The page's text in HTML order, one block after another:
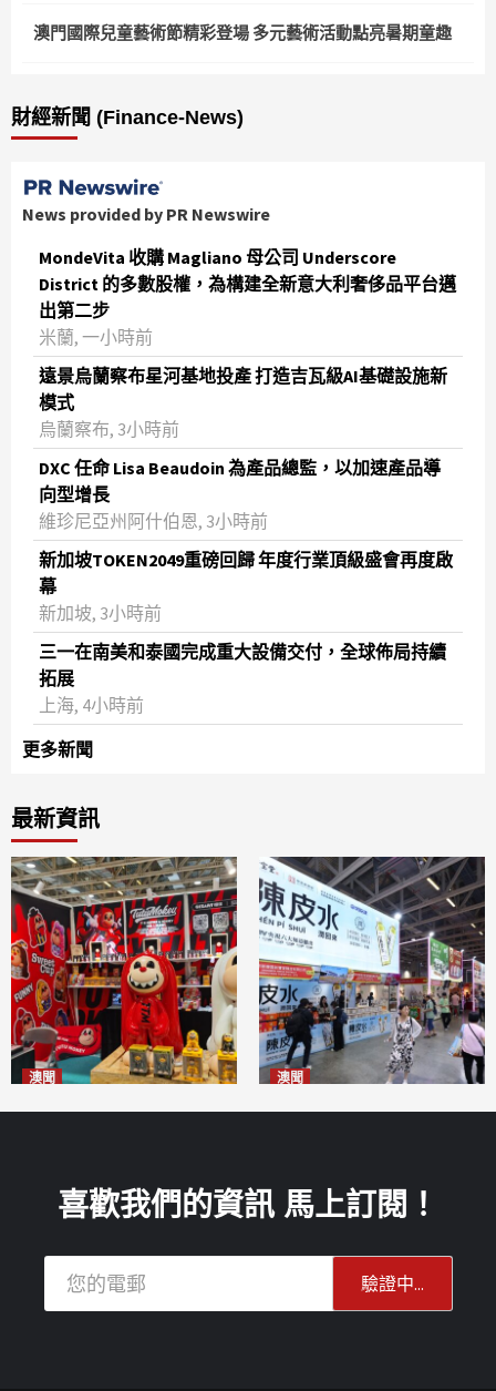
澳門國際兒童藝術節精彩登場 多元藝術活動點亮暑期童趣
財經新聞 (Finance-News)
News provided by PR Newswire
MondeVita 收購 Magliano 母公司 Underscore
District 的多數股權，為構建全新意大利奢侈品平台邁
出第二步
米蘭, 一小時前
遠景烏蘭察布星河基地投產 打造吉瓦級AI基礎設施新
模式
烏蘭察布, 3小時前
DXC 任命 Lisa Beaudoin 為產品總監，以加速產品導
向型增長
維珍尼亞州阿什伯恩, 3小時前
新加坡TOKEN2049重磅回歸 年度行業頂級盛會再度啟
幕
新加坡, 3小時前
三一在南美和泰國完成重大設備交付，全球佈局持續
拓展
上海, 4小時前
更多新聞
最新資訊
澳聞 澳聞
喜歡我們的資訊 馬上訂閱！